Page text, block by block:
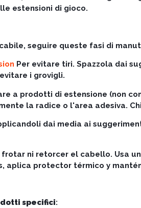
estensioni di gioco.
seguire queste fasi di
Per evitare tiri. Spazzola dai
i grovigli.
a prodotti di estensione (non
la radice o l'area adesiva.
dai media ai
ni retorcer el cabello. Usa
aplica protector térmico y
specifici: